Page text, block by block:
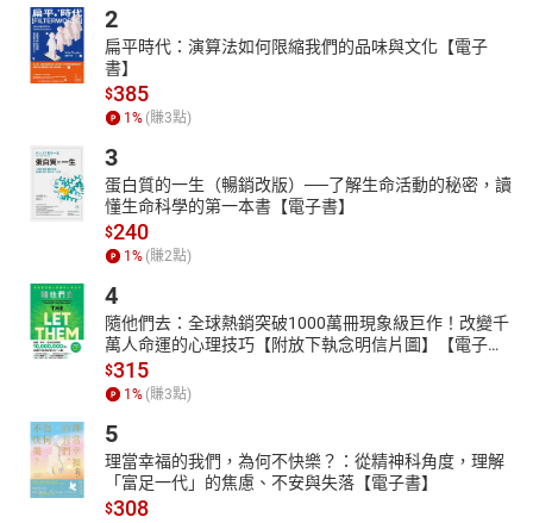
2
扁平時代：演算法如何限縮我們的品味與文化【電子
書】
$385
1 % (賺3點)
3
蛋白質的一生（暢銷改版）──了解生命活動的秘密，讀
懂生命科學的第一本書【電子書】
$240
1 % (賺2點)
4
隨他們去：全球熱銷突破1000萬冊現象級巨作！改變千
萬人命運的心理技巧【附放下執念明信片圖】【電子
書】
$315
1 % (賺3點)
5
理當幸福的我們，為何不快樂？：從精神科角度，理解
「富足一代」的焦慮、不安與失落【電子書】
$308